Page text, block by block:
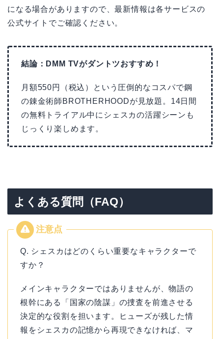
になる場合がありますので、最新情報は各サービスの
公式サイトでご確認ください。
結論：DMM TVがダントツおすすめ！
月額550円（税込）という圧倒的なコスパで鋼
の錬金術師BROTHERHOODが見放題。14日間
の無料トライアル中にシェスカの活躍シーンも
じっくり楽しめます。
よくある質問（FAQ）
Q. シェスカはどのくらい重要なキャラクターで
すか？
メインキャラクターではありませんが、物語の
根幹にある「国家の陰謀」の捜査を前進させる
決定的な役割を担います。ヒューズが残した情
報をシェスカの記憶から再現できなければ、マ